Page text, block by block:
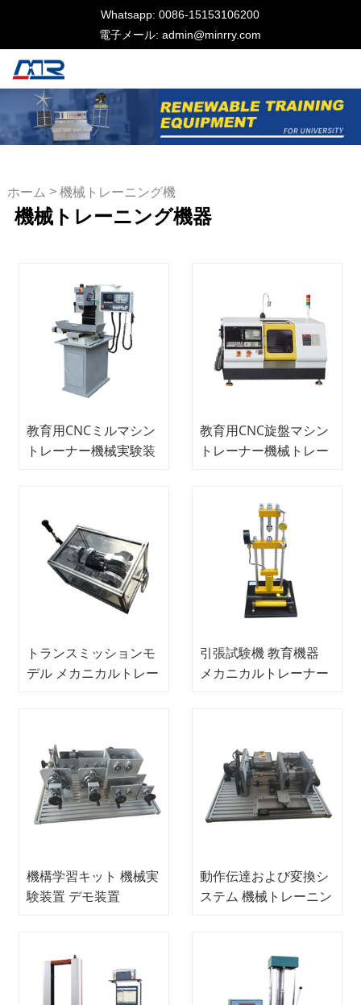
Whatsapp: 0086-15153106200
電子メール: admin@minrry.com
ホーム > 機械トレーニング機
器
機械トレーニング機器
教育用CNCミルマシン
トレーナー機械実験装
教育用CNC旋盤マシン
トレーナー機械トレー
トランスミッションモ
デル メカニカルトレー
引張試験機 教育機器
メカニカルトレーナー
機構学習キット 機械実
験装置 デモ装置
動作伝達および変換シ
ステム 機械トレーニン